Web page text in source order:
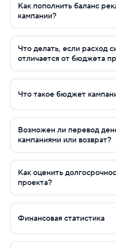
Реклама и продвижение
Продвижение (SEO)
Финансовые
Сколько стоит
Сколько стоит
Как пополнить
Что делать, если
Что такое бюджет
Возможен ли
Как пополнить баланс
кампании?
Что делать, если расход
отличается от бюджета
Что такое бюджет
Возможен ли перевод
кампаниями или возврат?
Как оценить
проекта?
Финансовая статистика